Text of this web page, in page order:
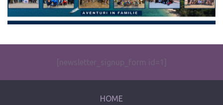
[newsletter_signup_form id=1]
HOME